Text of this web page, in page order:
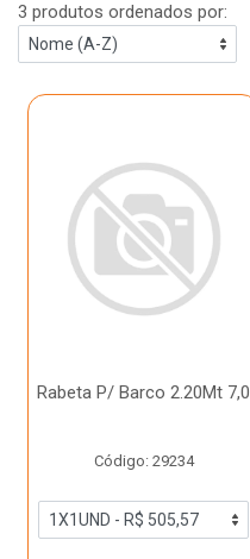
3 produtos ordenados por:
Rabeta P/ Barco 2.20Mt 7,0
Código: 29234